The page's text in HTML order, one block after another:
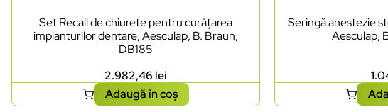
Set Recall de chiurete pentru curățarea
implanturilor dentare, Aesculap, B. Braun,
DB185
2.982,46 lei
Adaugă în coș
Seringă anestezie
Aesculap,